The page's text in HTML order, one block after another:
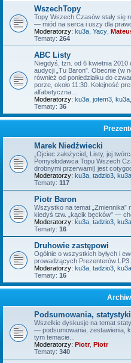
WszechTopy
Topy Wszech Czasów stały się
— miód na serca i uszy dla
Moderatorzy: ku3a Yacy
Tematy: 264
ABC Listy
Niegdyś, tzn. od 6 kwietnia 2010
audycji „Tu Baron”. Obecnie (w
również od poniedziałku do
porze, około 11:30. Kolejność
alfabetyczna...
Moderatorzy: ku3a jotem3 ku3a
Tematy: 36
Marek Niedźwiecki
„Ojciec założyciel„ Listy, jej
Pomysłodawca Topu Wszech
drobnymi przerwami) jest
Moderatorzy: ku3a tadzio3 ku3a
Tematy: 117
Piotr Baron
Wszystko na temat „Zmiennika”
kiedyś tzw. „kącik bęcków” —
Moderatorzy: ku3a tadzio3 ku3a
Tematy: 16
Druhowie zastępowi
Ogólnie o wszystkich byłych i
prowadzących Prezenterów LP3...
Moderatorzy: ku3a tadzio3 ku3a
Tematy: 16
Podsumowania, statystyki
Wszelkie dyskusje na temat
— podsumowania, zestawienia,
tym temacie...
Moderatorzy: Piotr, Piotr
Tematy: 340